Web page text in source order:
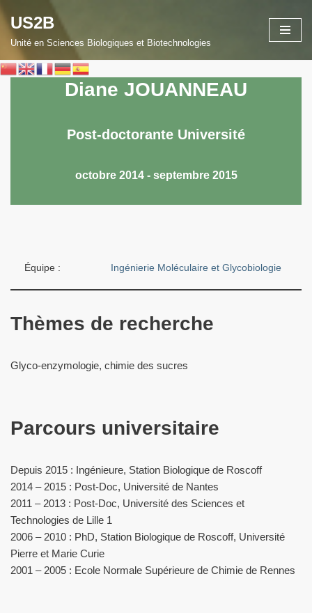
Aller
au
contenu
US2B
Unité en Sciences Biologiques et Biotechnologies
Diane JOUANNEAU
Post-doctorante Université
octobre 2014 - septembre 2015
Équipe : Ingénierie Moléculaire et Glycobiologie
Thèmes de recherche
Glyco-enzymologie, chimie des sucres
Parcours universitaire
Depuis 2015 : Ingénieure, Station Biologique de Roscoff
2014 – 2015 : Post-Doc, Université de Nantes
2011 – 2013 : Post-Doc, Université des Sciences et
Technologies de Lille 1
2006 – 2010 : PhD, Station Biologique de Roscoff, Université
Pierre et Marie Curie
2001 – 2005 : Ecole Normale Supérieure de Chimie de Rennes